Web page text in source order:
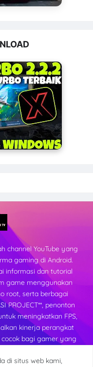
channel YouTube yang
gaming di Android.
informasi dan tutorial
game menggunakan
root, serta berbagai
PROJECT**, penonton
meningkatkan FPS,
kinerja perangkat
bagi gamer yang
Android.
di situs web kami,